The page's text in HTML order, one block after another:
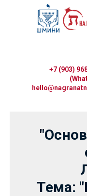
+7 (903)
Тема: